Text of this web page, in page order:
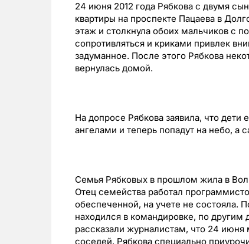
24 июня 2012 года Рябкова с двумя
квартиры на проспекте Пацаева в
этаж и столкнула обоих мальчиков с
сопротивляться и криками привлек
задуманное. После этого Рябкова
вернулась домой.
На допросе Рябкова заявила, что
ангелами и теперь попадут на небо, а
Семья Рябковых в прошлом жила в
Отец семейства работал
обеспеченной, на учете не состояла.
находился в командировке, по
рассказали журналистам, что 24
соседей, Рябкова специально